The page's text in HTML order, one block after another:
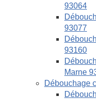
93064
93077
93160
Marne
Débouchage